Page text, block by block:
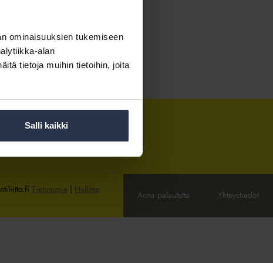
ominaisuuksien tukemiseen
alan
tietoja muihin tietoihin, joita
Salli kaikki
Tietosuoja | Hallitse
Anna palautetta Yhteystiedot